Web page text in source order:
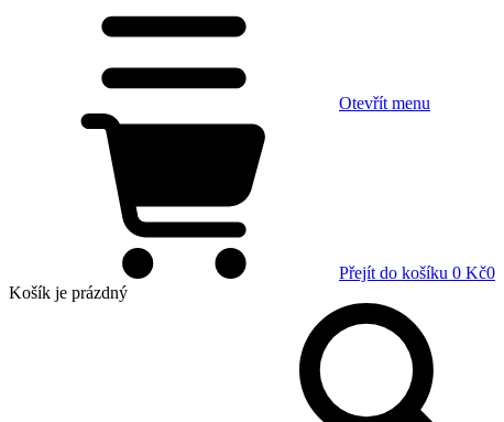
Otevřít menu
Přejít do košíku 0 Kč0
Košík je prázdný